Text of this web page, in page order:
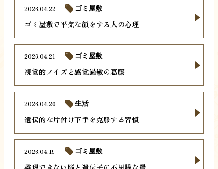
ゴミ屋敷で平気な顔をする人の心理
2026.04.22 ゴミ屋敷
視覚的ノイズと感覚過敏の葛藤
2026.04.21 ゴミ屋敷
遺伝的な片付け下手を克服する習慣
2026.04.20 生活
整理できない脳と遺伝子の不思議な縁
2026.04.19 ゴミ屋敷